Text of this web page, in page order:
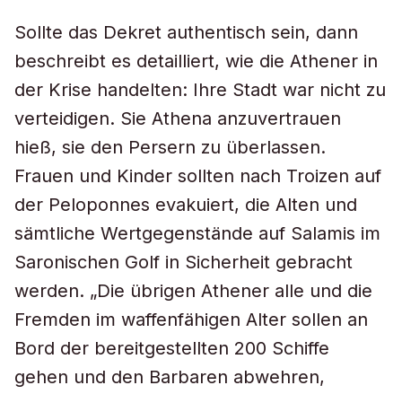
Sollte das Dekret authentisch sein, dann
beschreibt es detailliert, wie die Athener in
der Krise handelten: Ihre Stadt war nicht zu
verteidigen. Sie Athena anzuvertrauen
hieß, sie den Persern zu überlassen.
Frauen und Kinder sollten nach Troizen auf
der Peloponnes evakuiert, die Alten und
sämtliche Wertgegenstände auf Salamis im
Saronischen Golf in Sicherheit gebracht
werden. „Die übrigen Athener alle und die
Fremden im waffenfähigen Alter sollen an
Bord der bereitgestellten 200 Schiffe
gehen und den Barbaren abwehren,